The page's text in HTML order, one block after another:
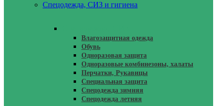
Спецодежда, СИЗ и гигиена
Влагозащитная одежда
Обувь
Одноразовая защита
Одноразовые комбинезоны, халаты
Перчатки, Рукавицы
Специальная защита
Спецодежда зимняя
Спецодежда летняя